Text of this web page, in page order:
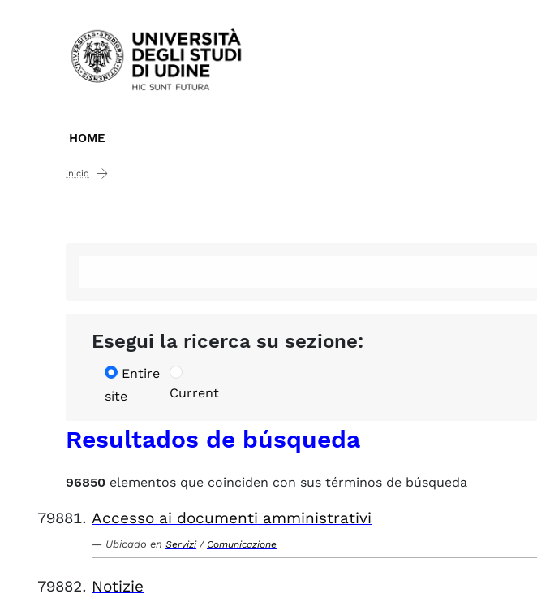
Passa al contenuto principale
HOME
inicio
Esegui la ricerca su sezione:
Entire
site
Current
Resultados de búsqueda
96850 elementos que coinciden con sus términos de búsqueda
Accesso ai documenti amministrativi
Ubicado en Servizi / Comunicazione
Notizie